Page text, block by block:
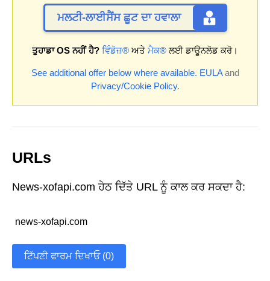
ਮਲਟੀ-ਲਾਈਸੈਂਸ ਛੂਟ ਦਾ ਹਵਾਲਾ
ਤੁਹਾਡਾ OS ਨਹੀਂ ਹੈ? ਵਿੰਡੋਜ਼® ਅਤੇ ਮੈਕ® ਲਈ ਡਾਊਨਲੋਡ ਕਰੋ।
See additional offer below where available. EULAand
Privacy/Cookie Policy.
URLs
News-xofapi.com ਹੇਠ ਦਿੱਤੇ URL ਨੂੰ ਕਾਲ ਕਰ ਸਕਦਾ ਹੈ:
news-xofapi.com
ਟਿੱਪਣੀ ਫਾਰਮ ਦਿਖਾਓ (0)